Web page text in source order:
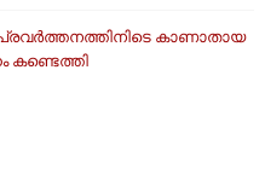
കാണാതായ
കണ്ടെത്തി